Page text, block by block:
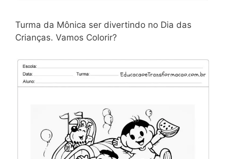
Turma da Mônica ser divertindo no Dia das
Crianças. Vamos Colorir?